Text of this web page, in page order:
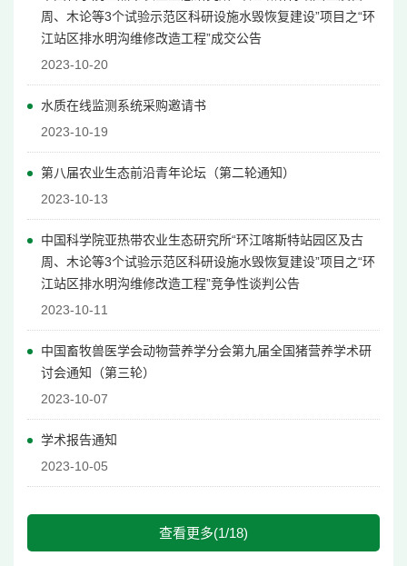
周、木论等3个试验示范区科研设施水毁恢复建设”项目之“环
江站区排水明沟维修改造工程”成交公告
2023-10-20
水质在线监测系统采购邀请书
2023-10-19
第八届农业生态前沿青年论坛（第二轮通知）
2023-10-13
中国科学院亚热带农业生态研究所“环江喀斯特站园区及古
周、木论等3个试验示范区科研设施水毁恢复建设”项目之“环
江站区排水明沟维修改造工程”竞争性谈判公告
2023-10-11
中国畜牧兽医学会动物营养学分会第九届全国猪营养学术研
讨会通知（第三轮）
2023-10-07
学术报告通知
2023-10-05
查看更多(1/18)